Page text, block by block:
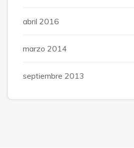
abril 2016
marzo 2014
septiembre 2013